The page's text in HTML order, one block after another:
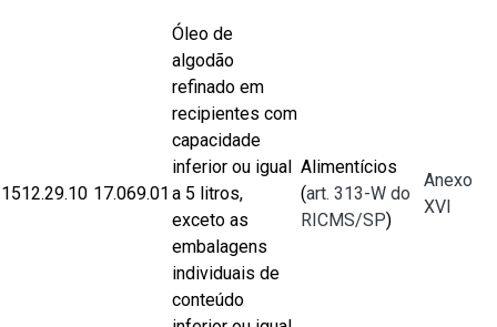
1512.29.10 17.069.01
Óleo de
algodão
refinado em
recipientes com
capacidade
inferior ou igual
a 5 litros,
exceto as
embalagens
individuais de
conteúdo
Alimentícios
(art. 313-W do
RICMS/SP)
Anexo
XVI